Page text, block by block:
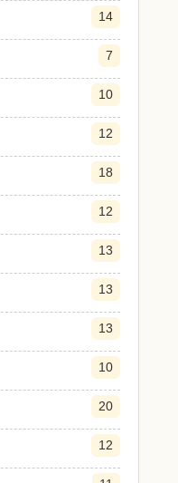
14
7
10
12
18
12
13
13
13
10
20
12